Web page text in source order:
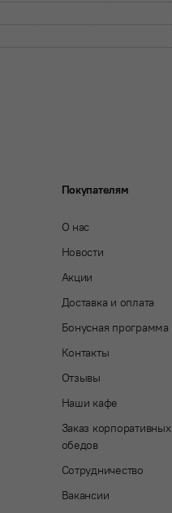
Покупателям
О нас
Новости
Акции
Доставка и оплата
Бонусная программа
Контакты
Отзывы
Наши кафе
Заказ корпоративных
обедов
Сотрудничество
Вакансии